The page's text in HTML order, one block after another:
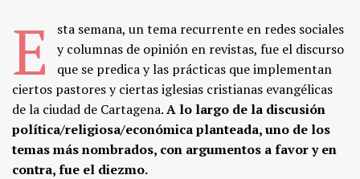
E
sta semana, un tema recurrente en redes sociales
y columnas de opinión en revistas, fue el discurso
que se predica y las prácticas que implementan
ciertos pastores y ciertas iglesias cristianas evangélicas
de la ciudad de Cartagena.A lo largo de la discusión
política/religiosa/económica planteada, uno de los
temas más nombrados, con argumentos a favor y en
contra, fue el diezmo.